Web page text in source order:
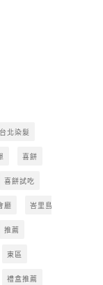
台北染髮
喜餅
喜餅試吃
廳 峇里島
推薦
東區
禮盒推薦